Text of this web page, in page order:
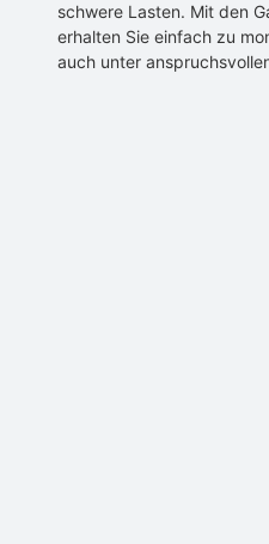
schwere Lasten. Mit den
erhalten Sie einfach zu
auch unter